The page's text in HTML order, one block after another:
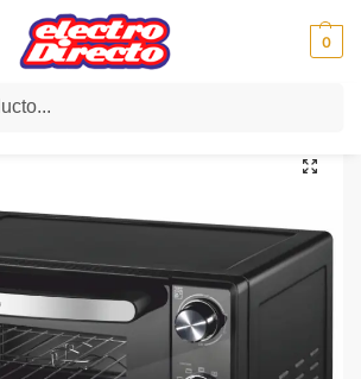
0
/ Hornos de Sobremesa